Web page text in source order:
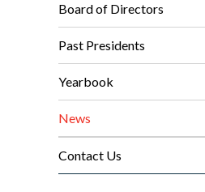
Board of Directors
Past Presidents
Yearbook
News
Contact Us